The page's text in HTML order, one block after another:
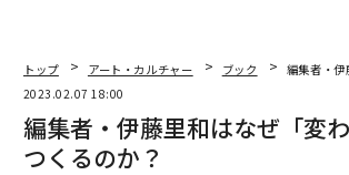
トップ アート・カルチャー ブック
編集者・
2023.02.07 18:00
編集者・伊藤里和はなぜ「変
つくるのか？